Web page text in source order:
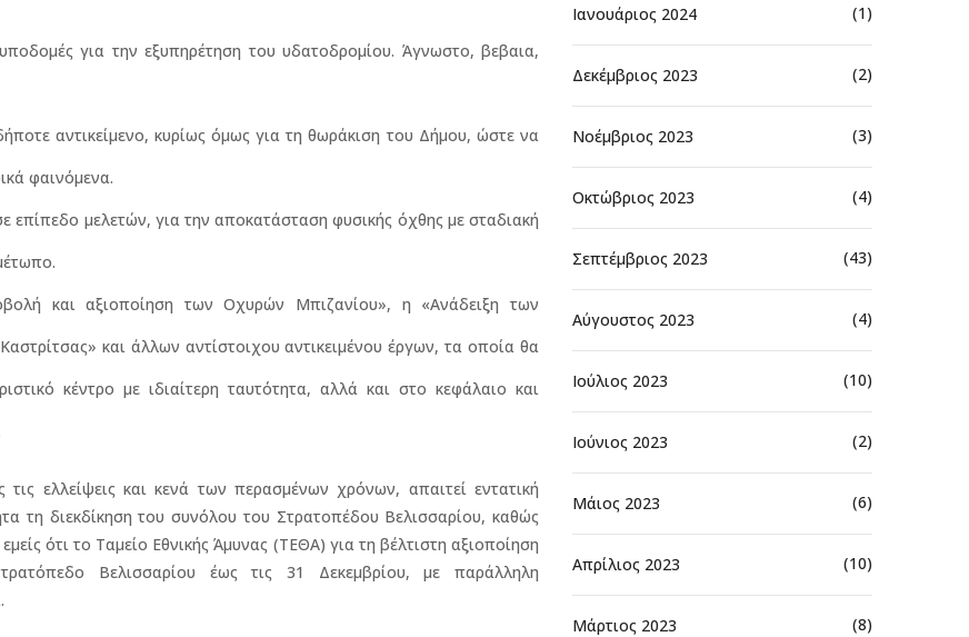
για την εξυπηρέτηση του υδατοδρομίου. Άγνωστο, βεβαια,
αντικείμενο, κυρίως όμως για τη θωράκιση του Δήμου, ώστε να
φαινόμενα.
επίπεδο μελετών, για την αποκατάσταση φυσικής όχθης με σταδιακή
και αξιοποίηση των Οχυρών Μπιζανίου», η «Ανάδειξη των
και άλλων αντίστοιχου αντικειμένου έργων, τα οποία θα
κέντρο με ιδιαίτερη ταυτότητα, αλλά και στο κεφάλαιο και
ελλείψεις και κενά των περασμένων χρόνων, απαιτεί εντατική
τη διεκδίκηση του συνόλου του Στρατοπέδου Βελισσαρίου, καθώς
ότι το Ταμείο Εθνικής Άμυνας (ΤΕΘΑ) για τη βέλτιστη αξιοποίηση
Βελισσαρίου έως τις 31 Δεκεμβρίου, με παράλληλη
Ιανουάριος 2024 (1)
Δεκέμβριος 2023 (2)
Νοέμβριος 2023 (3)
Οκτώβριος 2023 (4)
Σεπτέμβριος 2023 (43)
Αύγουστος 2023 (4)
Ιούλιος 2023 (10)
Ιούνιος 2023 (2)
Μάιος 2023 (6)
Απρίλιος 2023 (10)
Μάρτιος 2023 (8)